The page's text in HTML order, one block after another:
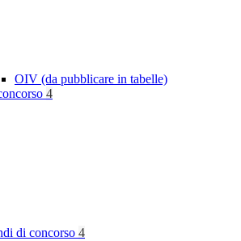
OIV (da pubblicare in tabelle)
4
di concorso 4